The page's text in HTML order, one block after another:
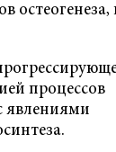
остеогенеза,
процессов
явлениями